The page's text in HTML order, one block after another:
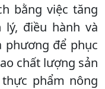
bằng việc tăng
điều hành và
phương để phục
chất lượng sản
phẩm nông